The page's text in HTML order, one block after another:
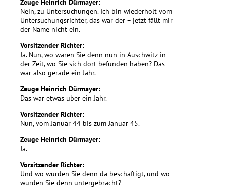
Zeuge Heinrich Dürmayer:
Nein, zu Untersuchungen. Ich bin wiederholt vom
Untersuchungsrichter, das war der – jetzt fällt mir
der Name nicht ein.
Vorsitzender Richter:
Ja. Nun, wo waren Sie denn nun in Auschwitz in
der Zeit, wo Sie sich dort befunden haben? Das
war also gerade ein Jahr.
Zeuge Heinrich Dürmayer:
Das war etwas über ein Jahr.
Vorsitzender Richter:
Nun, vom Januar 44 bis zum Januar 45.
Zeuge Heinrich Dürmayer:
Ja.
Vorsitzender Richter:
Und wo wurden Sie denn da beschäftigt, und wo
wurden Sie denn untergebracht?